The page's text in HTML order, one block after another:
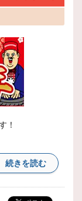
！
続きを読む